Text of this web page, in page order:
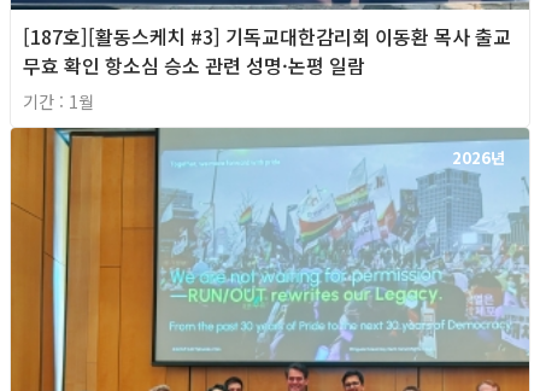
[187호][활동스케치 #3] 기독교대한감리회 이동환 목사 출교
무효 확인 항소심 승소 관련 성명·논평 일람
기간 : 1월
2026년